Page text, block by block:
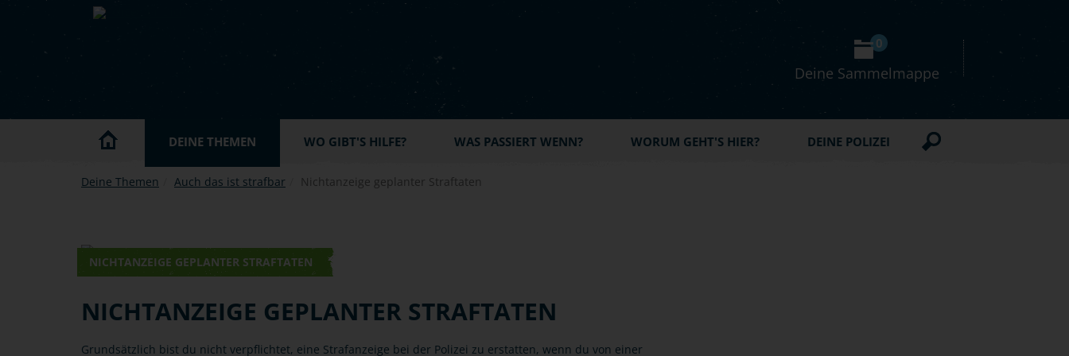
Skip to main content
Deine Sammelmappe
0
DEINE THEMEN WO GIBT'S HILFE? WAS PASSIERT WENN? WORUM GEHT'S HIER? DEINE POLIZEI
Deine Themen Auch das ist strafbar Nichtanzeige geplanter Straftaten
NICHTANZEIGE GEPLANTER STRAFTATEN
NICHTANZEIGE GEPLANTER STRAFTATEN
Grundsätzlich bist du nicht verpflichtet, eine Strafanzeige bei der Polizei zu erstatten, wenn du von einer